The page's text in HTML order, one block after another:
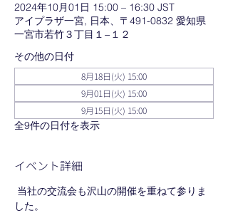
2024年10月01日 15:00 – 16:30 JST
アイプラザ一宮, 日本、〒491-0832 愛知県
一宮市若竹３丁目１−１２
その他の日付
8月18日(火) 15:00
9月01日(火) 15:00
9月15日(火) 15:00
全9件の日付を表示
イベント詳細
当社の交流会も沢山の開催を重ねて参りま
した。